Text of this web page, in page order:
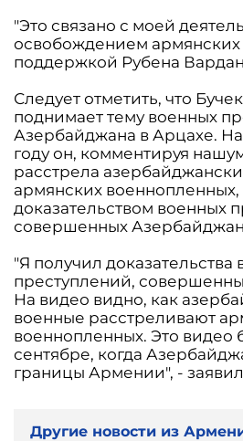
"Это связано с моей
освобождением армянских
поддержкой Рубена
Следует отметить, что
поднимает тему военных
Азербайджана в Арцахе.
году он, комментируя
расстрела
армянских военнопленных,
доказательством военных
совершенных
"Я получил доказательства
преступлений,
На видео видно, как
военные расстреливают
военнопленных. Это видео
сентябре, когда
границы Армении", - заявил
Другие новости из